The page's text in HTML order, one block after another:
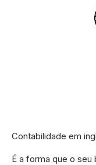
Contabilidade em
É a forma que o